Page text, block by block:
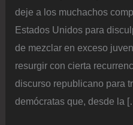
deje a los muchachos
Estados Unidos para
de mezclar en exceso
resurgir con cierta
discurso republicano para
demócratas que, desde la